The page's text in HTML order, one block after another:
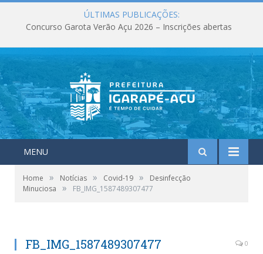
ÚLTIMAS PUBLICAÇÕES:
Concurso Garota Verão Açu 2026 – Inscrições abertas
MENU
Home » Notícias » Covid-19 »
Desinfecção
Minuciosa
» FB_IMG_1587489307477
FB_IMG_1587489307477 0